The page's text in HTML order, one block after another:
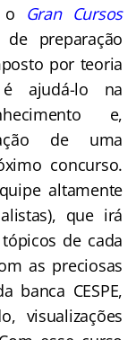
o Gran Cursos
preparação
por teoria
ajudá-lo na
e,
de uma
concurso.
altamente
que irá
de cada
as preciosas
banca CESPE,
visualizações